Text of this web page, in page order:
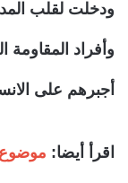
ودخلت لقلب
وأفراد المقاومة
أجبرهم على
اقرأ أيضا: موضوع